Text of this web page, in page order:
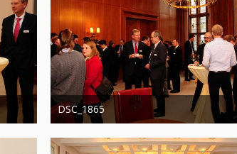
DSC_1865
Administrator
20. August 2019
1.253
0 0